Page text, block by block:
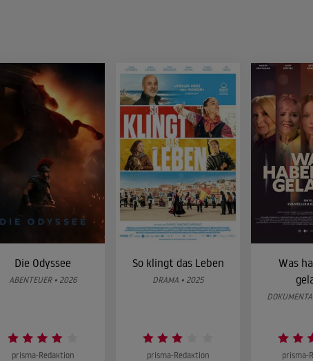
Die Odyssee
ABENTEUER • 2026
prisma-Redaktion
So klingt das Leben
DRAMA • 2025
prisma-Redaktion
Was
prisma-